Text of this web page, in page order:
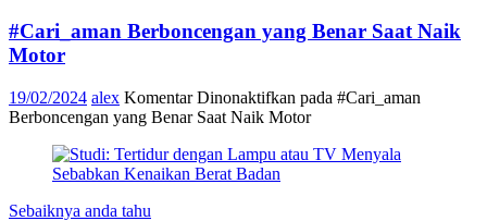
#Cari_aman Berboncengan yang Benar Saat Naik
Motor
19/02/2024 alex Komentar Dinonaktifkan pada #Cari_aman
Berboncengan yang Benar Saat Naik Motor
Sebaiknya anda tahu